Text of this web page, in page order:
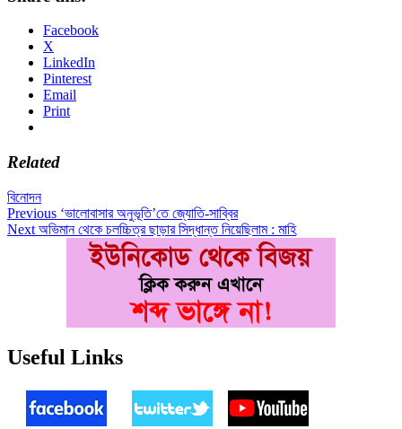
Facebook
X
LinkedIn
Pinterest
Email
Print
Related
বিনোদন
Post
navigation
Previous Previous
post:
‘ভালোবাসার অনুভূতি’তে জ্যোতি-সাব্বির
Next Next
অভিমান থেকে চলচ্চিত্র ছাড়ার সিদ্ধান্ত নিয়েছিলাম : মাহি
Useful Links